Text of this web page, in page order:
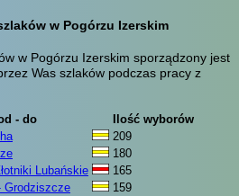
w Pogórzu Izerskim
w Pogórzu Izerskim sporządzony jest
Was szlaków podczas pracy z
- do
Ilość wyborów
209
180
Lubańskie
165
Grodziszcze
159